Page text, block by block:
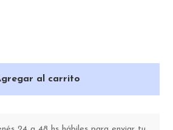
al carrito